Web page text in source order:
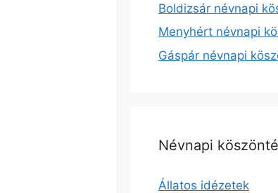
Boldizsár névnapi
Menyhért névnapi
Gáspár névnapi
Névnapi
Állatos idézetek